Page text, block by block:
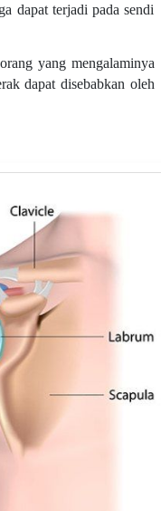
dapat terjadi pada sendi
yang mengalaminya
dapat disebabkan oleh